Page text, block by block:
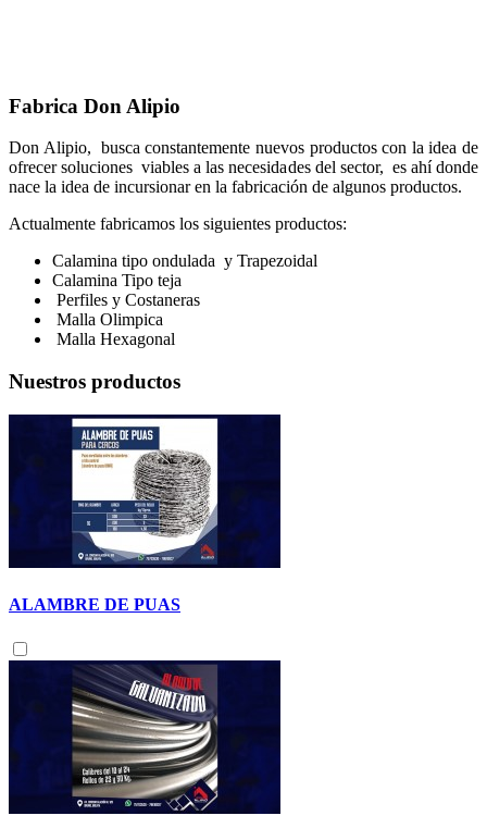
Fabrica Don Alipio
Don Alipio, busca constantemente nuevos productos con la idea de
ofrecer soluciones viables a las necesidades del sector, es ahí donde
nace la idea de incursionar en la fabricación de algunos productos.
Actualmente fabricamos los siguientes productos:
Calamina tipo ondulada y Trapezoidal
Calamina Tipo teja
Perfiles y Costaneras
Malla Olimpica
Malla Hexagonal
Nuestros productos
ALAMBRE DE PUAS